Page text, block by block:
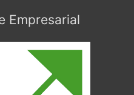
Empresarial